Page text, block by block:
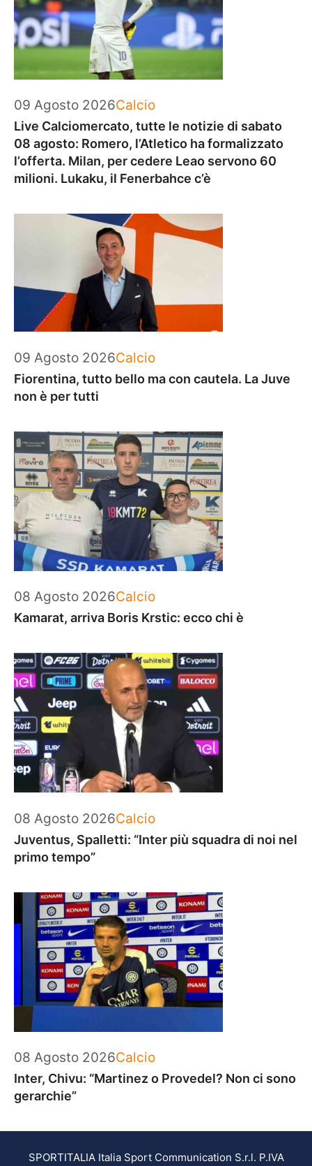
09 Agosto 2026Categorie
Calcio
Live Calciomercato, tutte le notizie di sabato
08 agosto: Romero, l’Atletico ha formalizzato
l’offerta. Milan, per cedere Leao servono 60
milioni. Lukaku, il Fenerbahce c’è
09 Agosto 2026Categorie
Calcio
Fiorentina, tutto bello ma con cautela. La Juve
non è per tutti
08 Agosto 2026Categorie
Calcio
Kamarat, arriva Boris Krstic: ecco chi è
08 Agosto 2026Categorie
Calcio
Juventus, Spalletti: “Inter più squadra di noi nel
primo tempo”
08 Agosto 2026Categorie
Calcio
Inter, Chivu: “Martinez o Provedel? Non ci sono
gerarchie”
SPORTITALIA Italia Sport Communication S.r.l. P.IVA